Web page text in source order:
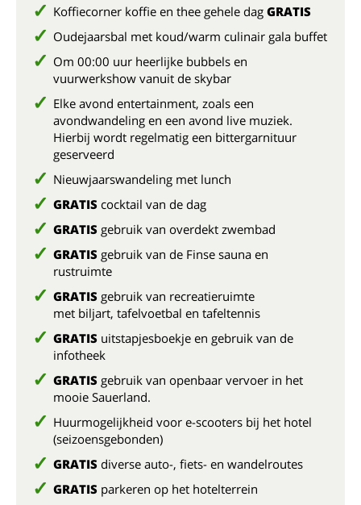
Koffiecorner koffie en thee gehele dag GRATIS
Oudejaarsbal met koud/warm culinair gala buffet
Om 00:00 uur heerlijke bubbels en
vuurwerkshow vanuit de skybar
Elke avond entertainment, zoals een
avondwandeling en een avond live muziek.
Hierbij wordt regelmatig een bittergarnituur
geserveerd
Nieuwjaarswandeling met lunch
GRATIS cocktail van de dag
GRATIS gebruik van overdekt zwembad
GRATIS gebruik van de Finse sauna en
rustruimte
GRATIS gebruik van recreatieruimte
met biljart, tafelvoetbal en tafeltennis
GRATIS uitstapjesboekje en gebruik van de
infotheek
GRATIS gebruik van openbaar vervoer in het
mooie Sauerland.
Huurmogelijkheid voor e-scooters bij het hotel
(seizoensgebonden)
GRATIS diverse auto-, fiets- en wandelroutes
GRATIS parkeren op het hotelterrein